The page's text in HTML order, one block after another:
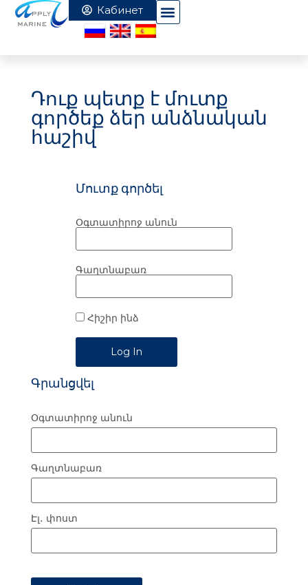
Դուք պետք է մուտք
գործեք ձեր անձնական
հաշիվ
Մուտք գործել
Օգտատիրոջ անուն
Գաղտնաբառ
Հիշիր ինձ
Alternative:
Գրանցվել
Օգտատիրոջ անուն
Գաղտնաբառ
Էլ․ փոստ